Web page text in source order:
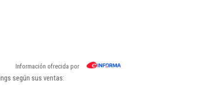
Información ofrecida por
según sus ventas: